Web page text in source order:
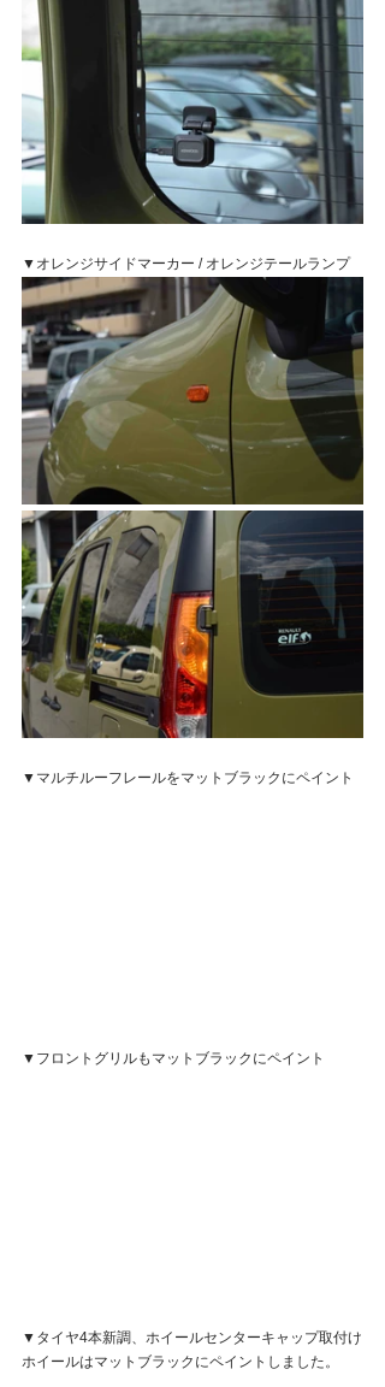
▼オレンジサイドマーカー / オレンジテールランプ
▼マルチルーフレールをマットブラックにペイント
▼フロントグリルもマットブラックにペイント
▼タイヤ4本新調、ホイールセンターキャップ取付け
ホイールはマットブラックにペイントしました。